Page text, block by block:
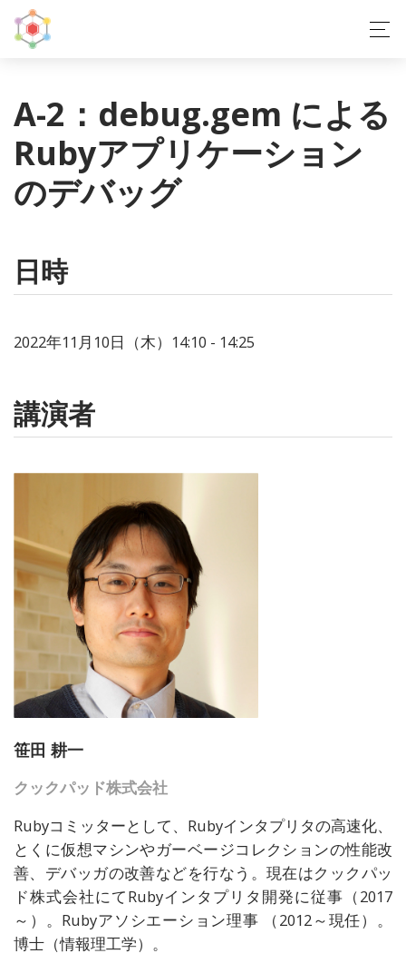
A-2：debug.gem による
Rubyアプリケーション
のデバッグ
日時
2022年11月10日（木）14:10 - 14:25
講演者
笹田 耕一
クックパッド株式会社
Rubyコミッターとして、Rubyインタプリタの高速化、
とくに仮想マシンやガーベージコレクションの性能改
善、デバッガの改善などを行なう。現在はクックパッ
ド株式会社にてRubyインタプリタ開発に従事（2017
～）。Rubyアソシエーション理事 （2012～現任）。
博士（情報理工学）。